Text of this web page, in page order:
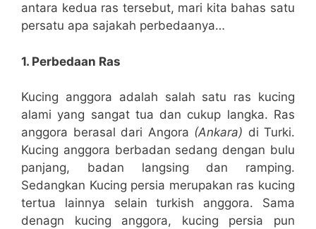
antara kedua ras tersebut, mari kita bahas satu
persatu apa sajakah perbedaanya…
1. Perbedaan Ras
Kucing anggora adalah salah satu ras kucing
alami yang sangat tua dan cukup langka. Ras
anggora berasal dari Angora (Ankara) di Turki.
Kucing anggora berbadan sedang dengan bulu
panjang, badan langsing dan ramping.
Sedangkan Kucing persia merupakan ras kucing
tertua lainnya selain turkish anggora. Sama
denagn kucing anggora, kucing persia pun